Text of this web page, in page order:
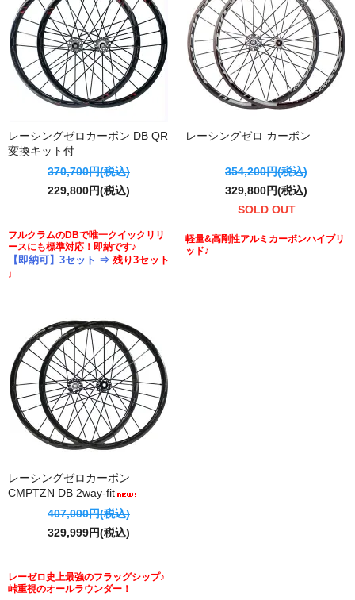
レーシングゼロカーボン DB QR
変換キット付
370,700円(税込)
229,800円(税込)
フルクラムのDBで唯一クイックリリ
ースにも標準対応！即納です♪
【即納可】3セット ⇒ 残り3セット
♩
レーシングゼロ カーボン
354,200円(税込)
329,800円(税込)
SOLD OUT
軽量&高剛性アルミカーボンハイブリ
ッド♪
レーシングゼロカーボン
CMPTZN DB 2way-fit
407,000円(税込)
329,999円(税込)
レーゼロ史上最強のフラッグシップ♪
峠重視のオールラウンダー！